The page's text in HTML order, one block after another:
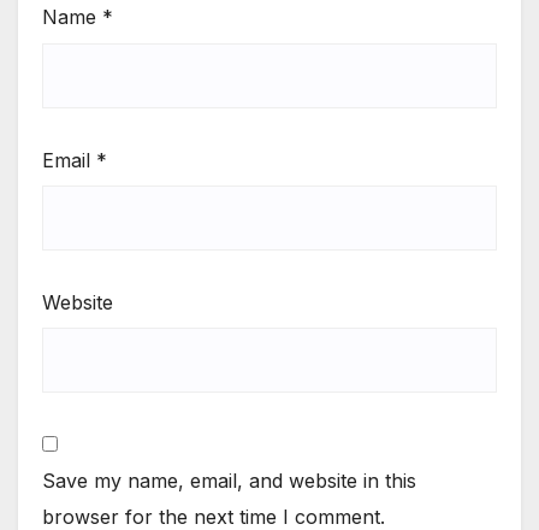
Name *
Email *
Website
Save my name, email, and website in this
browser for the next time I comment.